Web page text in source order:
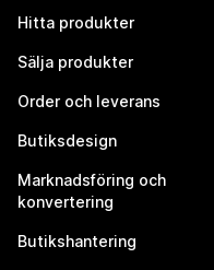
Hitta produkter
Sälja produkter
Order och leverans
Butiksdesign
Marknadsföring och
konvertering
Butikshantering